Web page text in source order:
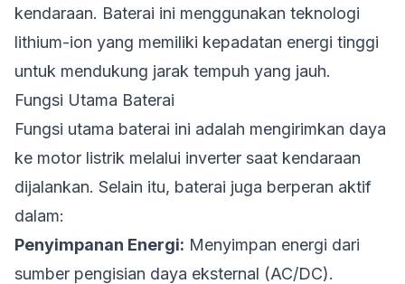
kendaraan. Baterai ini menggunakan teknologi
lithium-ion yang memiliki kepadatan energi tinggi
untuk mendukung jarak tempuh yang jauh.
Fungsi Utama Baterai
Fungsi utama baterai ini adalah mengirimkan daya
ke motor listrik melalui inverter saat kendaraan
dijalankan. Selain itu, baterai juga berperan aktif
dalam:
Penyimpanan Energi: Menyimpan energi dari
sumber pengisian daya eksternal (AC/DC).